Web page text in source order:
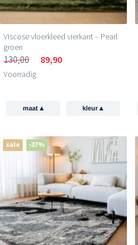
Viscose vloerkleed vierkant – Pearl
groen
130,00 89,90
Voorradig
maat ▴ kleur▴
sale -37%